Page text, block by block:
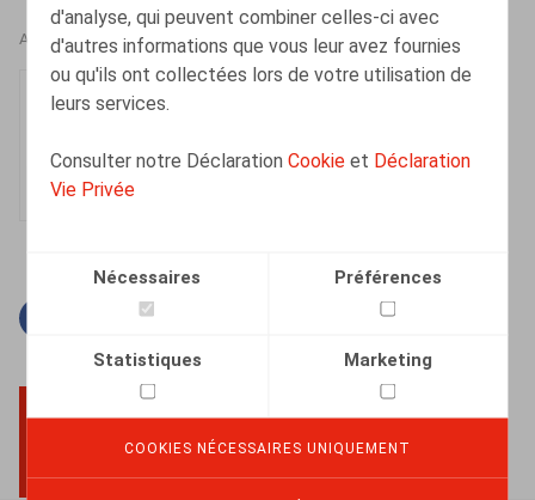
d'analyse, qui peuvent combiner celles-ci avec
d'autres informations que vous leur avez fournies
ou qu'ils ont collectées lors de votre utilisation de
leurs services.
Consulter notre DéclarationCookie et Déclaration
Vie Privée
Nécessaires Préférences
Statistiques Marketing
COOKIES NÉCESSAIRES UNIQUEMENT
AUTEURS
Facebook
TwitterLinkedin
BACK TO TOP